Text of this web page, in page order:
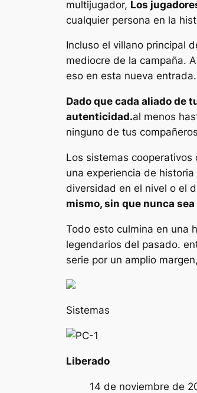
multijugador, Los
cualquier persona en la
Incluso el villano principal
mediocre de la campaña.
eso en esta nueva entrada.
Dado que cada aliado de
autenticidad.al menos
ninguno de tus
Los sistemas
una experiencia de
diversidad en el nivel o el
mismo, sin que nunca
Todo esto culmina en una
legendarios del pasado.
serie por un amplio
Sistemas
Liberado
14 de noviembre de